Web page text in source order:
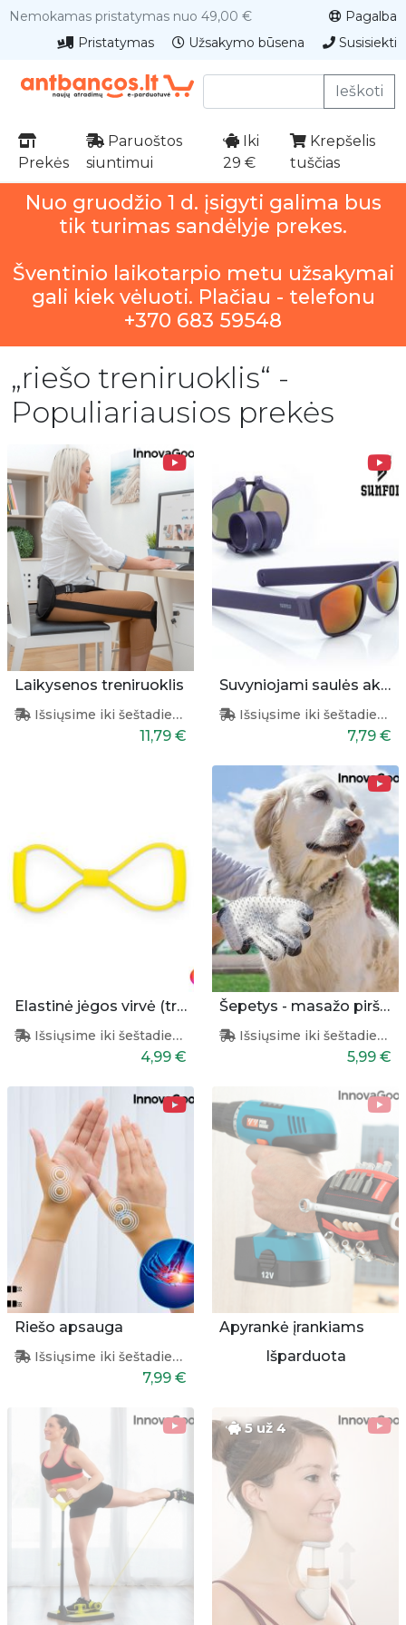
Nemokamas pristatymas nuo 49,00 €
Pagalba
Pristatymas
Užsakymo būsena Susisiekti
Ieškoti
Prekės
Paruoštos
siuntimui
Iki
29 €
Krepšelis
tuščias
Nuo gruodžio 1 d. įsigyti galima bus
tik turimas sandėlyje prekes.
Šventinio laikotarpio metu užsakymai
gali kiek vėluoti. Plačiau - telefonu
+370 683 59548
„riešo treniruoklis“ -
Populiariausios prekės
Laikysenos treniruoklis
Išsiųsime iki šeštadienio
11,79 €
Suvyniojami saulės akiniai (violetiniai)
Išsiųsime iki šeštadienio
7,79 €
Elastinė jėgos virvė (treniruoklis)
Išsiųsime iki šeštadienio
4,99 €
Šepetys - masažo pirštinės augintiniui
Išsiųsime iki šeštadienio
5,99 €
Riešo apsauga
Išsiųsime iki šeštadienio
7,99 €
Apyrankė įrankiams
Išparduota
5 už 4